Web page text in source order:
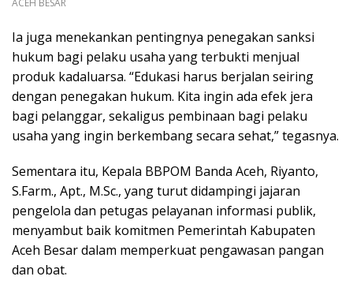
Ia juga menekankan pentingnya penegakan sanksi
hukum bagi pelaku usaha yang terbukti menjual
produk kadaluarsa. “Edukasi harus berjalan seiring
dengan penegakan hukum. Kita ingin ada efek jera
bagi pelanggar, sekaligus pembinaan bagi pelaku
usaha yang ingin berkembang secara sehat,” tegasnya.
Sementara itu, Kepala BBPOM Banda Aceh, Riyanto,
S.Farm., Apt., M.Sc., yang turut didampingi jajaran
pengelola dan petugas pelayanan informasi publik,
menyambut baik komitmen Pemerintah Kabupaten
Aceh Besar dalam memperkuat pengawasan pangan
dan obat.